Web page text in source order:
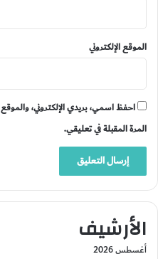
الموقع الإلكتروني
احفظ اسمي، بريدي الإلكتروني،
المرة المقبلة في تعليقي.
الأرشيف
أغسطس 2026